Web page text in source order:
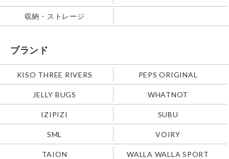
収納・ストレージ
ブランド
KISO THREE RIVERS PEPS ORIGINAL
JELLY BUGS WHATNOT
IZIPIZI SUBU
SML VOIRY
TAION WALLA WALLA SPORT